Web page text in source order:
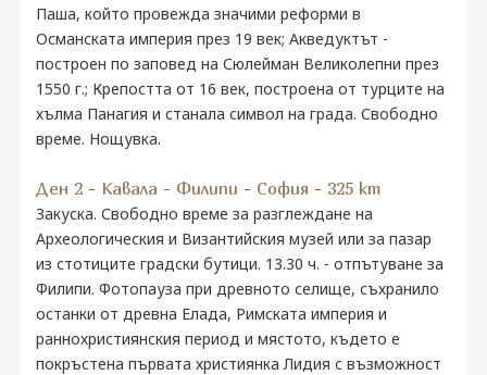
Паша, който провежда значими реформи в
Османската империя през 19 век; Акведуктът -
построен по заповед на Сюлейман Великолепни през
1550 г.; Крепостта от 16 век, построена от турците на
хълма Панагия и станала символ на града. Свободно
време. Нощувка.
Ден 2 - Кавала - Филипи - София - 325 km
Закуска. Свободно време за разглеждане на
Археологическия и Византийския музей или за пазар
из стотиците градски бутици. 13.30 ч. - отпътуване за
Филипи. Фотопауза при древното селище, съхранило
останки от древна Елада, Римската империя и
раннохристиянския период и мястото, където е
покръстена първата християнка Лидия с възможност